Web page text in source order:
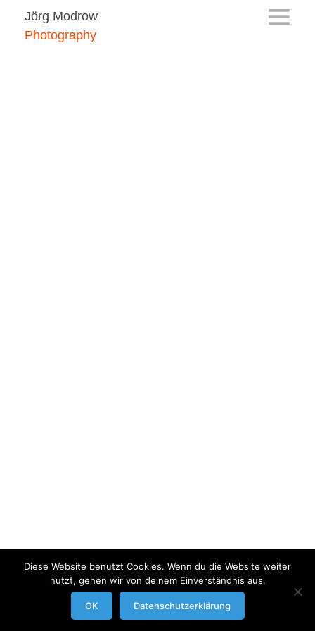
Jörg Modrow
Photography
modrowgrafie.de © 2023 | Impressum/Datenschutzerklaerung
Businessportraits
Diese Website benutzt Cookies. Wenn du die Website weiter
nutzt, gehen wir von deinem Einverständnis aus.
OK Datenschutzerklärung